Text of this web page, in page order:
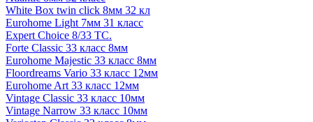
White Box twin click 8мм 32 кл
Eurohome Light 7мм 31 класс
Expert Choice 8/33 TC.
Forte Classic 33 класс 8мм
Eurohome Majestic 33 класс 8мм
Floordreams Vario 33 класс 12мм
Eurohome Art 33 класс 12мм
Vintage Classic 33 класс 10мм
Vintage Narrow 33 класс 10мм